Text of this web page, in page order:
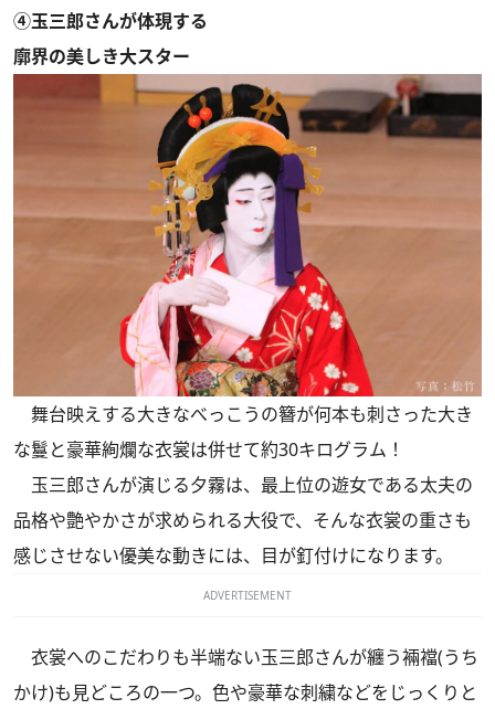
④玉三郎さんが体現する
廓界の美しき大スター
舞台映えする大きなべっこうの簪が何本も刺さった大き
な鬘と豪華絢爛な衣裳は併せて約30キログラム！
玉三郎さんが演じる夕霧は、最上位の遊女である太夫の
品格や艶やかさが求められる大役で、そんな衣裳の重さも
感じさせない優美な動きには、目が釘付けになります。
ADVERTISEMENT
衣裳へのこだわりも半端ない玉三郎さんが纏う裲襠(うち
かけ)も見どころの一つ。色や豪華な刺繍などをじっくりと